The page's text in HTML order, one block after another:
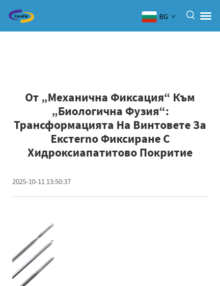
BG
От „механична Фиксация“ Към
„биологична Фузия“:
Трансформацията На Винтовете За
Екстerno Фиксиране С
Хидроксиапатитово Покритие
2025-10-11 13:50:37